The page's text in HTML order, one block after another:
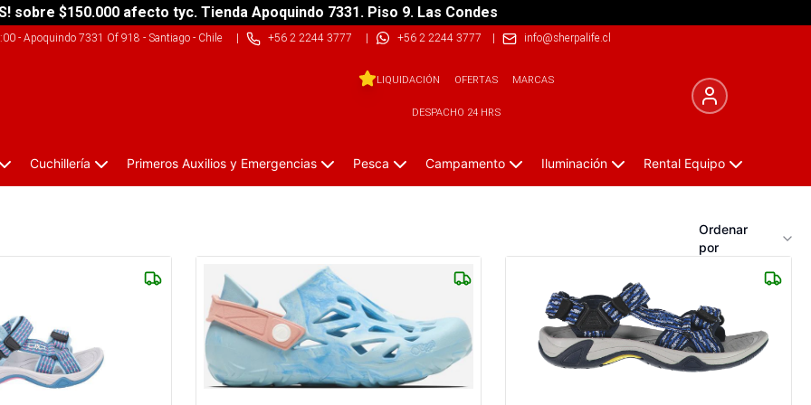
sobre $150.000 afecto tyc. Tienda Apoquindo 7331. Piso 9. Las Condes
- Apoquindo 7331 Of 918 - Santiago - Chile| +56 2 2244 3777 | +56 2 2244 3777 | info@sherpalife.cl
LIQUIDACIÓN OFERTAS MARCAS
DESPACHO 24 HRS
Cuchillería Primeros Auxilios y Emergencias Pesca Campamento Iluminación Rental Equipo
Ordenar
por